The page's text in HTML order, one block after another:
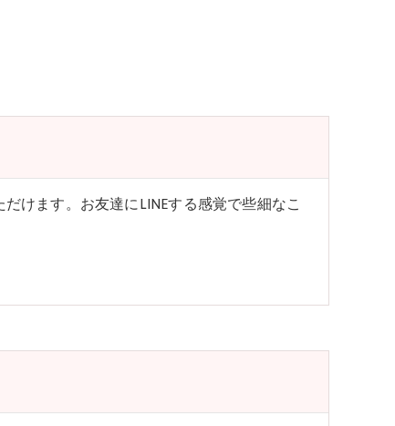
けます。お友達にLINEする感覚で些細なこ